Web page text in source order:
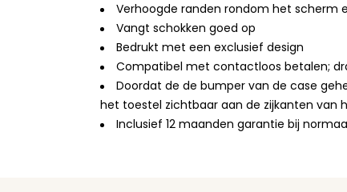
Verhoogde randen rondom het scherm
Vangt schokken goed op
Bedrukt met een exclusief design
Compatibel met contactloos betalen;
Doordat de de bumper van de case
het toestel zichtbaar aan de zijkanten van
Inclusief 12 maanden garantie bij